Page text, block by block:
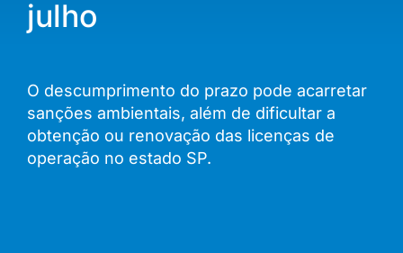
julho
O descumprimento do prazo pode acarretar
sanções ambientais, além de dificultar a
obtenção ou renovação das licenças de
operação no estado SP.